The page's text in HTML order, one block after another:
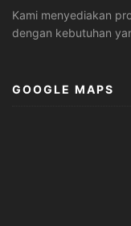
Kami menyediakan
dengan kebutuhan
GOOGLE MAPS